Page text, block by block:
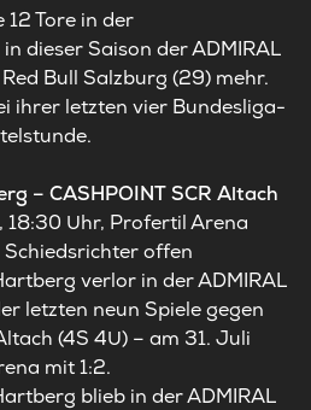
12 Tore in der
dieser Saison der ADMIRAL
Bull Salzburg (29) mehr.
ihrer letzten vier Bundesliga-
– CASHPOINT SCR Altach
Uhr, Profertil Arena
offen
verlor in der ADMIRAL
letzten neun Spiele gegen
(4S 4U) – am 31. Juli
mit 1:2.
blieb in der ADMIRAL